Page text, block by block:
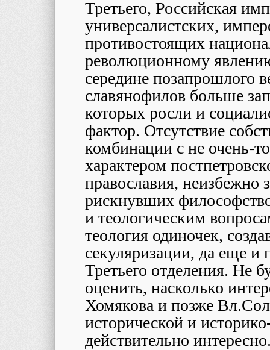
Третьего, Российская
универсалистских,
противостоящих
революционному
середине позапрошлого
славянофилов больше
которых росли и
фактор. Отсутствие
комбинации с не очень-
характером
православия, неизбежно
рискнувших
и теологическим
теология одиночек,
секуляризации, да еще
Третьего отделения. Не
оценить, насколько
Хомякова и позже
исторической и
действительно